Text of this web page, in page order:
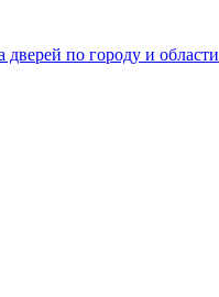
дверей по городу и области